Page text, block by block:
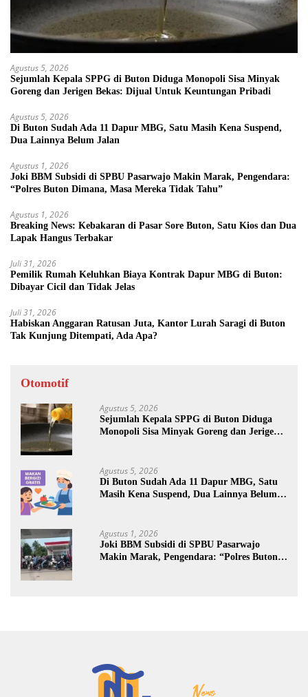
Agustus 5, 2026
Sejumlah Kepala SPPG di Buton Diduga Monopoli Sisa Minyak
Goreng dan Jerigen Bekas: Dijual Untuk Keuntungan Pribadi
Agustus 5, 2026
Di Buton Sudah Ada 11 Dapur MBG, Satu Masih Kena Suspend,
Dua Lainnya Belum Jalan
Agustus 1, 2026
Joki BBM Subsidi di SPBU Pasarwajo Makin Marak, Pengendara:
“Polres Buton Dimana, Masa Mereka Tidak Tahu”
Agustus 1, 2026
Breaking News: Kebakaran di Pasar Sore Buton, Satu Kios dan Dua
Lapak Hangus Terbakar
Juli 31, 2026
Pemilik Rumah Keluhkan Biaya Kontrak Dapur MBG di Buton:
Dibayar Cicil dan Tidak Jelas
Juli 31, 2026
Habiskan Anggaran Ratusan Juta, Kantor Lurah Saragi di Buton
Tak Kunjung Ditempati, Ada Apa?
Otomotif
Agustus 5, 2026
Sejumlah Kepala SPPG di Buton Diduga
Monopoli Sisa Minyak Goreng dan Jerigen
Agustus 5, 2026
Di Buton Sudah Ada 11 Dapur MBG, Satu
Masih Kena Suspend, Dua Lainnya Belum
Agustus 1, 2026
Joki BBM Subsidi di SPBU Pasarwajo
Makin Marak, Pengendara: “Polres Buton